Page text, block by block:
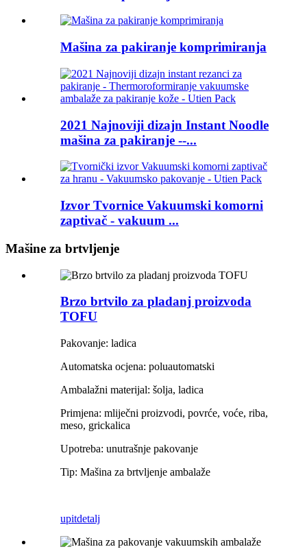
Mašina za pakiranje komprimiranja
2021 Najnoviji dizajn Instant Noodle
mašina za pakiranje --...
Izvor Tvornice Vakuumski komorni
zaptivač - vakuum ...
Mašine za brtvljenje
Brzo brtvilo za pladanj proizvoda
TOFU
Pakovanje: ladica
Automatska ocjena: poluautomatski
Ambalažni materijal: šolja, ladica
Primjena: mliječni proizvodi, povrće, voće, riba,
meso, grickalica
Upotreba: unutrašnje pakovanje
Tip: Mašina za brtvljenje ambalaže
upitdetalj